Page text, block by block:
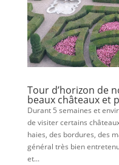
Tour d’horizon de
beaux châteaux et
Durant 5 semaines et
de visiter certains
haies, des bordures, des
général très bien
et...